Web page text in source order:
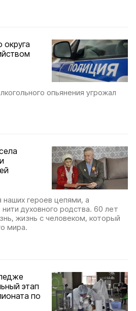
округа
опьянения угрожал
наших героев цепями, а
духовного родства. 60 лет
жизнь с человеком, который
мира.
этап
по